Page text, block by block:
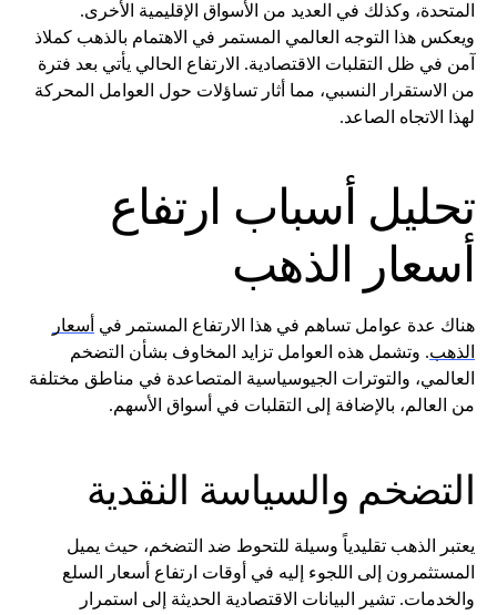
المتحدة، وكذلك في العديد من الأسواق الإقليمية الأخرى.
ويعكس هذا التوجه العالمي المستمر في الاهتمام بالذهب كملاذ
آمن في ظل التقلبات الاقتصادية. الارتفاع الحالي يأتي بعد فترة
من الاستقرار النسبي، مما أثار تساؤلات حول العوامل المحركة
لهذا الاتجاه الصاعد.
تحليل أسباب ارتفاع
أسعار الذهب
هناك عدة عوامل تساهم في هذا الارتفاع المستمر في أسعار
الذهب. وتشمل هذه العوامل تزايد المخاوف بشأن التضخم
العالمي، والتوترات الجيوسياسية المتصاعدة في مناطق مختلفة
من العالم، بالإضافة إلى التقلبات في أسواق الأسهم.
التضخم والسياسة النقدية
يعتبر الذهب تقليدياً وسيلة للتحوط ضد التضخم، حيث يميل
المستثمرون إلى اللجوء إليه في أوقات ارتفاع أسعار السلع
والخدمات. تشير البيانات الاقتصادية الحديثة إلى استمرار